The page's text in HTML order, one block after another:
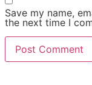
Save my name,
the next time I